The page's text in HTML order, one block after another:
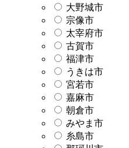
大野城市
宗像市
太宰府市
古賀市
福津市
うきは市
宮若市
嘉麻市
朝倉市
みやま市
糸島市